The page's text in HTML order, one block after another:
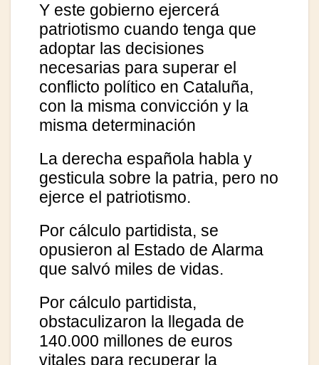
Y este gobierno ejercerá
patriotismo cuando tenga que
adoptar las decisiones
necesarias para superar el
conflicto político en Cataluña,
con la misma convicción y la
misma determinación
La derecha española habla y
gesticula sobre la patria, pero no
ejerce el patriotismo.
Por cálculo partidista, se
opusieron al Estado de Alarma
que salvó miles de vidas.
Por cálculo partidista,
obstaculizaron la llegada de
140.000 millones de euros
vitales para recuperar la